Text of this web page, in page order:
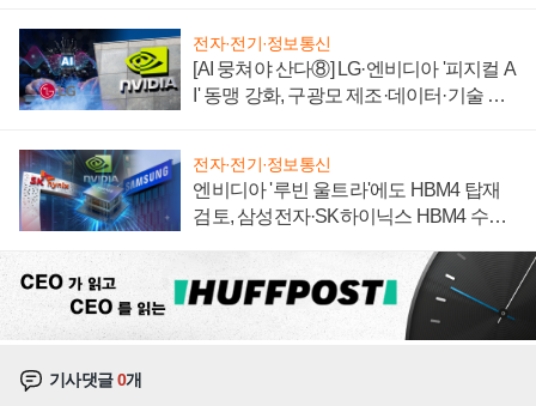
전자·전기·정보통신
[AI 뭉쳐야 산다⑧] LG·엔비디아 '피지컬 A
I' 동맹 강화, 구광모 제조·데이터·기술 결
전자·전기·정보통신
엔비디아 '루빈 울트라'에도 HBM4 탑재
검토, 삼성전자·SK하이닉스 HBM4 수율
기사댓글0개